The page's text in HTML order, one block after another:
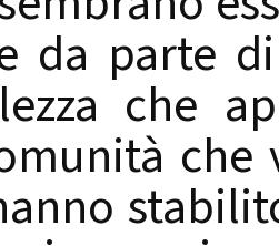
da parte
che
che